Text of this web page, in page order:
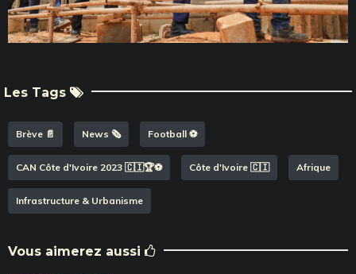
Les Tags
Brève 📄 News 🗞️ Football ⚽️
CAN Côte d'Ivoire 2023 🇨🇮🏆⚽️ Côte d'Ivoire 🇨🇮 Afrique
Infrastructure & Urbanisme
Vous aimerez aussi